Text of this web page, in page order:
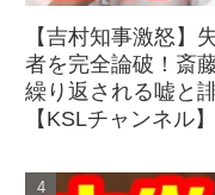
【吉村知事激怒】
者を完全論破！斎
繰り返される嘘と
【KSLチャンネル】